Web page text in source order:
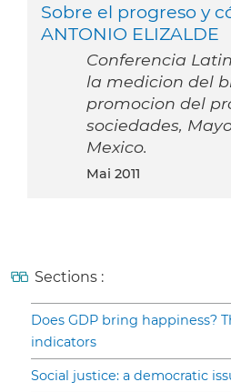
Sobre el progreso y
ANTONIO ELIZALDE
Conferencia
la medicion del
promocion del
sociedades,
Mexico.
Mai 2011
Sections :
Does GDP bring happiness?
indicators
Social justice: a democratic